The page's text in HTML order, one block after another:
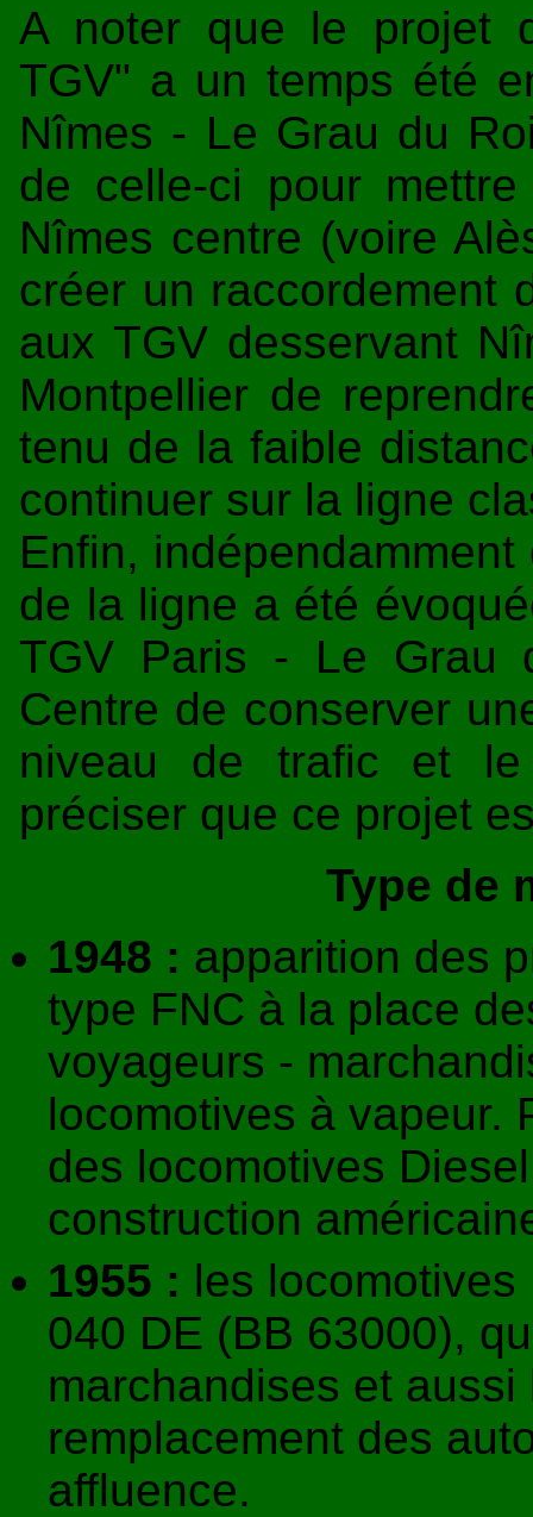
A noter que le projet
TGV" a un temps été
Nîmes - Le Grau du
de celle-ci pour
Nîmes centre (voire
créer un raccordement
aux TGV desservant
Montpellier de
tenu de la faible
continuer sur la ligne
Enfin,
de la ligne a été
TGV Paris - Le Grau
Centre de conserver
niveau de trafic et
préciser que ce projet
Type de
1948 : apparition des
type FNC à la place
voyageurs -
locomotives à vapeur.
des locomotives
construction
1955 : les
040 DE (BB 63000),
marchandises et
remplacement des
affluence.